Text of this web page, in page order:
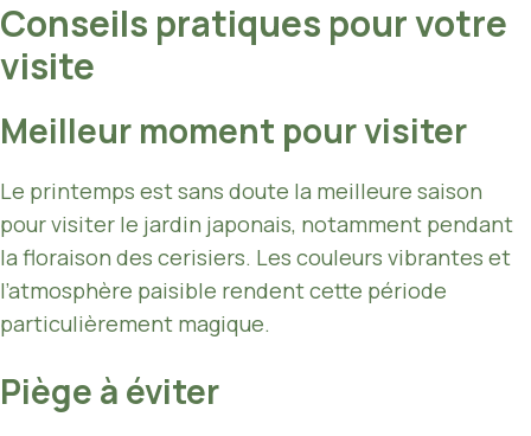
Conseils pratiques pour votre
visite
Meilleur moment pour visiter
Le printemps est sans doute la meilleure saison
pour visiter le jardin japonais, notamment pendant
la floraison des cerisiers. Les couleurs vibrantes et
l’atmosphère paisible rendent cette période
particulièrement magique.
Piège à éviter